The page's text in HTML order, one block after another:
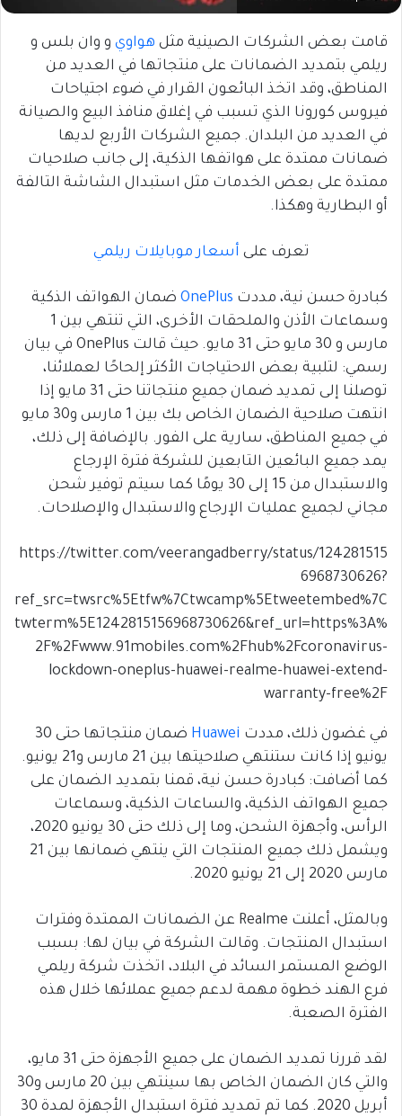
قامت بعض الشركات الصينية مثل هواوي و وان بلس و
ريلمي بتمديد الضمانات على منتجاتها في العديد من
المناطق، وقد اتخذ البائعون القرار في ضوء اجتياحات
فيروس كورونا الذي تسبب في إغلاق منافذ البيع والصيانة
في العديد من البلدان. جميع الشركات الأربع لديها
ضمانات ممتدة على هواتفها الذكية، إلى جانب صلاحيات
ممتدة على بعض الخدمات مثل استبدال الشاشة التالفة
أو البطارية وهكذا.
تعرف على أسعار موبايلات ريلمي
كبادرة حسن نية، مددت OnePlus ضمان الهواتف الذكية
وسماعات الأذن والملحقات الأخرى، التي تنتهي بين 1
مارس و 30 مايو حتى 31 مايو. حيث قالت OnePlus في بيان
رسمي: لتلبية بعض الاحتياجات الأكثر إلحاحًا لعملائنا،
توصلنا إلى تمديد ضمان جميع منتجاتنا حتى 31 مايو إذا
انتهت صلاحية الضمان الخاص بك بين 1 مارس و30 مايو
في جميع المناطق، سارية على الفور. بالإضافة إلى ذلك،
يمد جميع البائعين التابعين للشركة فترة الإرجاع
والاستبدال من 15 إلى 30 يومًا كما سيتم توفير شحن
مجاني لجميع عمليات الإرجاع والاستبدال والإصلاحات.
https://twitter.com/veerangadberry/status/124281515
6968730626?
ref_src=twsrc%5Etfw%7Ctwcamp%5Etweetembed%7C
twterm%5E1242815156968730626&ref_url=https%3A%
2F%2Fwww.91mobiles.com%2Fhub%2Fcoronavirus-
lockdown-oneplus-huawei-realme-huawei-extend-
warranty-free%2F
في غضون ذلك، مددت Huawei
ضمان منتجاتها حتى 30
يونيو إذا كانت ستنتهي صلاحيتها بين 21 مارس و21 يونيو.
كما أضافت: كبادرة حسن نية، قمنا بتمديد الضمان على
جميع الهواتف الذكية، والساعات الذكية، وسماعات
الرأس، وأجهزة الشحن، وما إلى ذلك حتى 30 يونيو 2020،
ويشمل ذلك جميع المنتجات التي ينتهي ضمانها بين 21
مارس 2020 إلى 21 يونيو 2020.
وبالمثل، أعلنت Realme عن الضمانات الممتدة وفترات
استبدال المنتجات. وقالت الشركة في بيان لها: بسبب
الوضع المستمر السائد في البلاد، اتخذت شركة ريلمي
فرع الهند خطوة مهمة لدعم جميع عملائها خلال هذه
الفترة الصعبة.
لقد قررنا تمديد الضمان على جميع الأجهزة حتى 31 مايو،
والتي كان الضمان الخاص بها سينتهي بين 20 مارس و30
أبريل 2020. كما تم تمديد فترة استبدال الأجهزة لمدة 30